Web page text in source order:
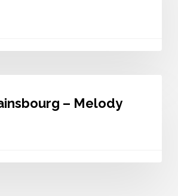
– Melody